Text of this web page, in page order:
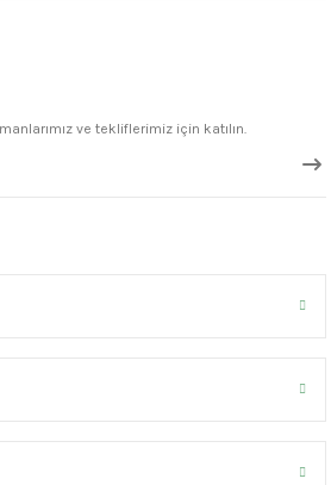
ve tekliflerimiz için katılın.